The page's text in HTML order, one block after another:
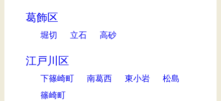
葛飾区
堀切 立石 高砂
江戸川区
下篠崎町 南葛西 東小岩
松島
篠崎町